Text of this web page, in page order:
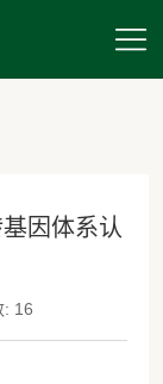
因体系认
: 16